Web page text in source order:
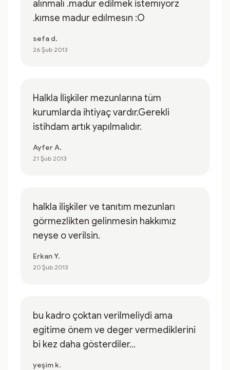
alınmalı .madur edilmek istemıyorz
.kımse madur edılmesın :O
sefa d.
26 Şub 2013
Halkla İlişkiler mezunlarına tüm
kurumlarda ihtiyaç vardır.Gerekli
istihdam artık yapılmalıdır.
Ayfer A.
21 Şub 2013
halkla ilişkiler ve tanıtım mezunları
görmezlikten gelinmesin hakkımız
neyse o verilsin.
Erkan Y.
20 Şub 2013
bu kadro çoktan verilmeliydi ama
egitime önem ve deger vermediklerini
bi kez daha gösterdiler...
yeşim k.